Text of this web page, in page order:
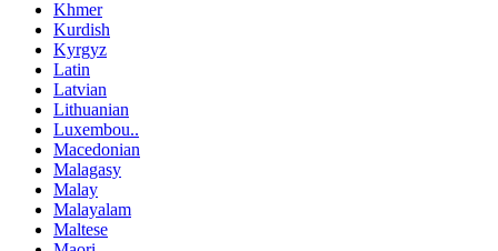
Khmer
Kurdish
Kyrgyz
Latin
Latvian
Lithuanian
Luxembou..
Macedonian
Malagasy
Malay
Malayalam
Maltese